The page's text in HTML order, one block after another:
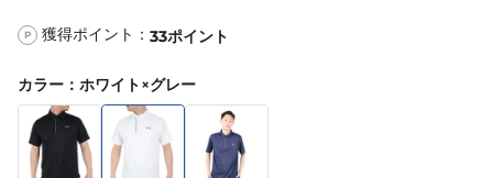
P 獲得ポイント： 33ポイント
カラー ： ホワイト×グレー